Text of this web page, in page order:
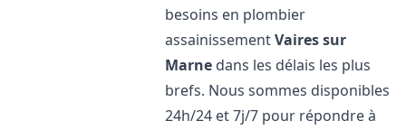
besoins en plombier
assainissementVaires sur
Marne dans les délais les plus
brefs. Nous sommes disponibles
24h/24 et 7j/7 pour répondre à